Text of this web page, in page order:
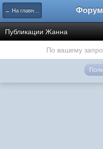
← На главную
Публикации Жанна
По вашему